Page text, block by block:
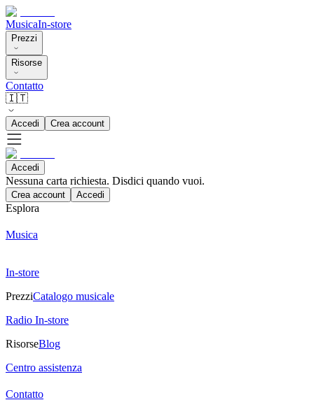
MusicaIn-store
Prezzi
Risorse
Contatto
🇮🇹
Accedi Crea account
Accedi
Nessuna carta richiesta. Disdici quando vuoi.
Crea account Accedi
Esplora
Musica
In-store
PrezziCatalogo musicale
Radio In-store
RisorseBlog
Centro assistenza
Contatto